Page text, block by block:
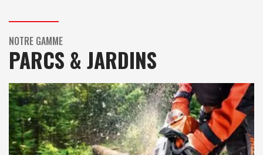
NOTRE GAMME
PARCS & JARDINS